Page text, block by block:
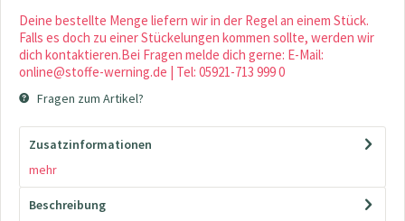
Deine bestellte Menge liefern wir in der Regel an einem Stück.
Falls es doch zu einer Stückelungen kommen sollte, werden wir
dich kontaktieren.Bei Fragen melde dich gerne: E-Mail:
online@stoffe-werning.de | Tel: 05921-713 999 0
Fragen zum Artikel?
Zusatzinformationen
mehr
Beschreibung